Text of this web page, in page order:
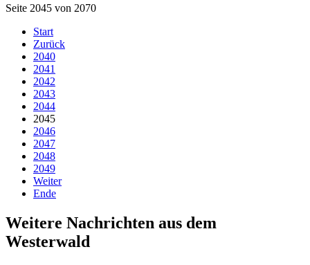
Seite 2045 von 2070
Start
Zurück
2040
2041
2042
2043
2044
2045
2046
2047
2048
2049
Weiter
Ende
Weitere Nachrichten aus dem
Westerwald